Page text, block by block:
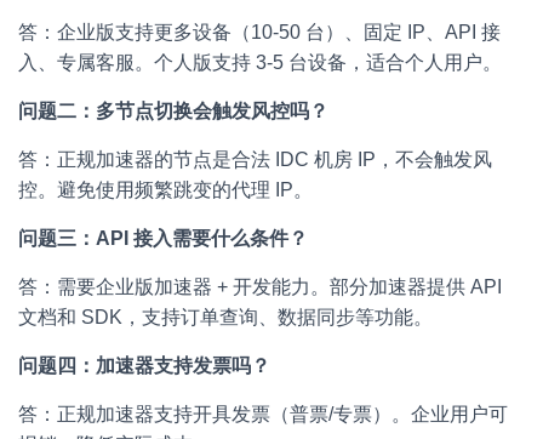
答：企业版支持更多设备（10-50 台）、固定 IP、API 接
入、专属客服。个人版支持 3-5 台设备，适合个人用户。
问题二：多节点切换会触发风控吗？
答：正规加速器的节点是合法 IDC 机房 IP，不会触发风
控。避免使用频繁跳变的代理 IP。
问题三：API 接入需要什么条件？
答：需要企业版加速器 + 开发能力。部分加速器提供 API
文档和 SDK，支持订单查询、数据同步等功能。
问题四：加速器支持发票吗？
答：正规加速器支持开具发票（普票/专票）。企业用户可